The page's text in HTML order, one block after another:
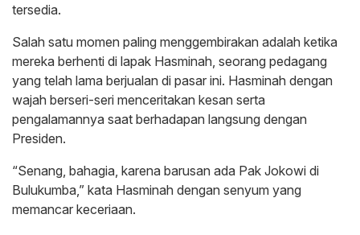
tersedia.
Salah satu momen paling menggembirakan adalah ketika
mereka berhenti di lapak Hasminah, seorang pedagang
yang telah lama berjualan di pasar ini. Hasminah dengan
wajah berseri-seri menceritakan kesan serta
pengalamannya saat berhadapan langsung dengan
Presiden.
“Senang, bahagia, karena barusan ada Pak Jokowi di
Bulukumba,” kata Hasminah dengan senyum yang
memancar keceriaan.